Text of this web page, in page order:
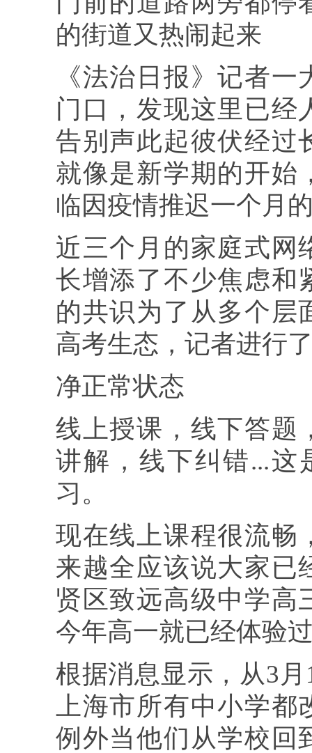
的街道又热闹起来
《法治日报》记者
门口，发现这里已经
告别声此起彼伏经过
就像是新学期的开始
临因疫情推迟一个月
近三个月的家庭式网
长增添了不少焦虑和
的共识为了从多个层
高考生态，记者进行
净正常状态
线上授课，线下答题
讲解，线下纠错...这
习。
现在线上课程很流畅
来越全应该说大家已
贤区致远高级中学高
今年高一就已经体验
根据消息显示，从3
上海市所有中小学
例外当他们从学校回